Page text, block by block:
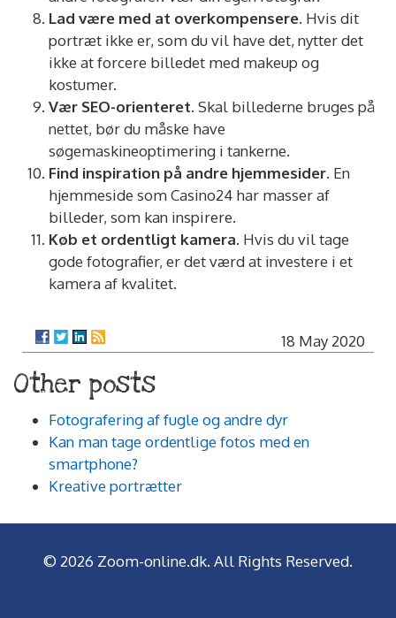
Lad være med at overkompensere. Hvis dit
portræt ikke er, som du vil have det, nytter det
ikke at forcere billedet med makeup og
kostumer.
Vær SEO-orienteret. Skal billederne bruges på
nettet, bør du måske have
søgemaskineoptimering i tankerne.
Find inspiration på andre hjemmesider. En
hjemmeside som Casino24 har masser af
billeder, som kan inspirere.
Køb et ordentligt kamera. Hvis du vil tage
gode fotografier, er det værd at investere i et
kamera af kvalitet.
18 May 2020
Other posts
Fotografering af fugle og andre dyr
Kan man tage ordentlige fotos med en
smartphone?
Kreative portrætter
© 2026 Zoom-online.dk. All Rights Reserved.